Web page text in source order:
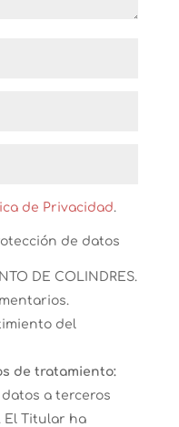
de Privacidad.
de datos
DE COLINDRES.
del
de tratamiento:
a terceros
El Titular ha